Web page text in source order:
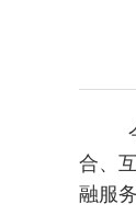
合、
融服